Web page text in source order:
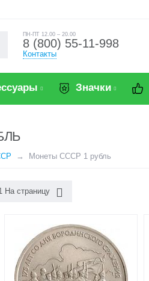
ПН-ПТ 12.00 – 20.00
8 (800) 55-11-998
Контакты
Значки
Монеты СССР 1 рубль
На страницу